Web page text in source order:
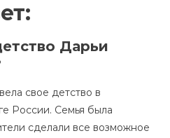
Дарьи
свое детство в
России. Семья была
сделали все возможное